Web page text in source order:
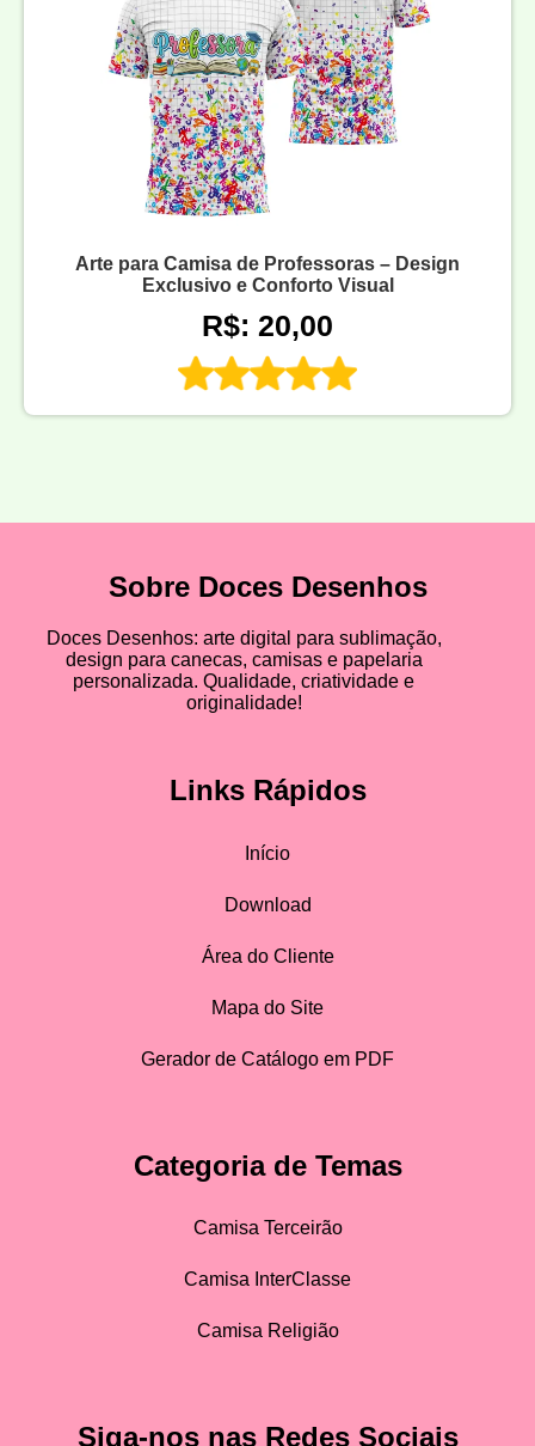
Arte para Camisa de Professoras – Design
Exclusivo e Conforto Visual
R$: 20,00
Sobre Doces Desenhos
Doces Desenhos: arte digital para sublimação,
design para canecas, camisas e papelaria
personalizada. Qualidade, criatividade e
originalidade!
Links Rápidos
Início
Download
Área do Cliente
Mapa do Site
Gerador de Catálogo em PDF
Categoria de Temas
Camisa Terceirão
Camisa InterClasse
Camisa Religião
Siga-nos nas Redes Sociais